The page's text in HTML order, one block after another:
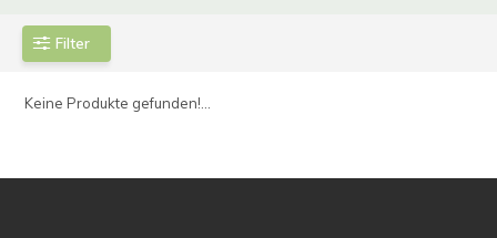
Filter
Keine Produkte gefunden!...